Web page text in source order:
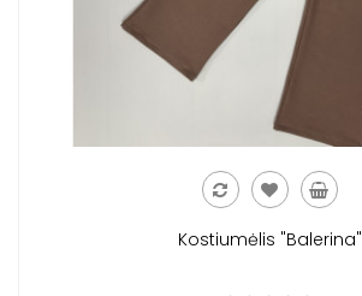
Kostiumėlis "Balerina"